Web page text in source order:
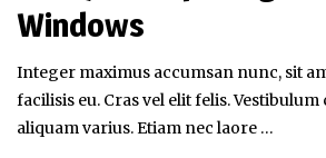
Windows
Integer maximus accumsan nunc, sit
facilisis eu. Cras vel elit felis.
aliquam varius. Etiam nec laore …